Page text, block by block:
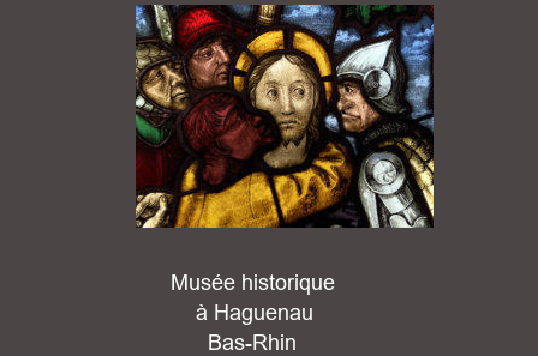
Musée historique
à Haguenau
Bas-Rhin